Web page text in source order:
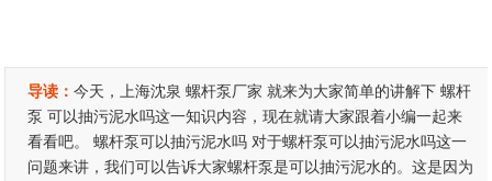
导读：今天，上海沈泉 螺杆泵厂家 就来为大家简单的讲解下 螺杆
泵 可以抽污泥水吗这一知识内容，现在就请大家跟着小编一起来
看看吧。 螺杆泵可以抽污泥水吗 对于螺杆泵可以抽污泥水吗这一
问题来讲，我们可以告诉大家螺杆泵是可以抽污泥水的。这是因为